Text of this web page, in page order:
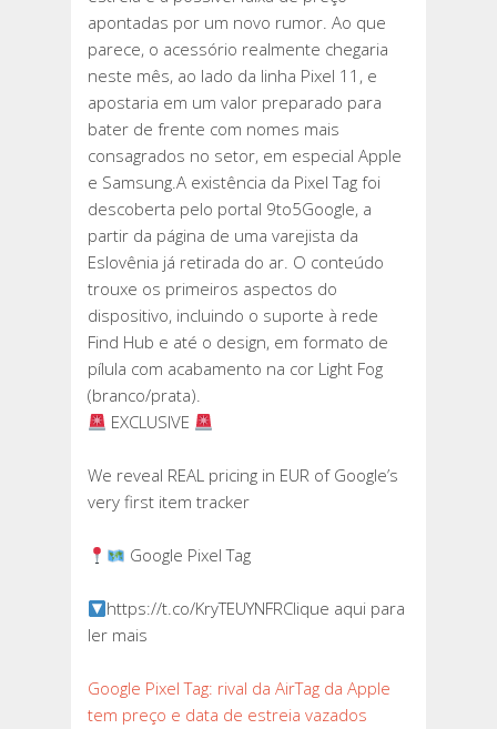
apontadas por um novo rumor. Ao que
parece, o acessório realmente chegaria
neste mês, ao lado da linha Pixel 11, e
apostaria em um valor preparado para
bater de frente com nomes mais
consagrados no setor, em especial Apple
e Samsung.A existência da Pixel Tag foi
descoberta pelo portal 9to5Google, a
partir da página de uma varejista da
Eslovênia já retirada do ar. O conteúdo
trouxe os primeiros aspectos do
dispositivo, incluindo o suporte à rede
Find Hub e até o design, em formato de
pílula com acabamento na cor Light Fog
(branco/prata).
EXCLUSIVE
We reveal REAL pricing in EUR of Google’s
very first item tracker
Google Pixel Tag
https://t.co/KryTEUYNFRClique aqui para
ler mais
Google Pixel Tag: rival da AirTag da Apple
tem preço e data de estreia vazados